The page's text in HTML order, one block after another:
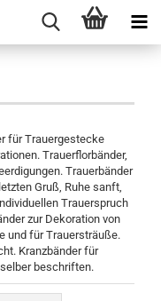
für Trauergestecke
Trauerflorbänder,
Trauerbänder
Gruß, Ruhe sanft,
Trauerspruch
zur Dekoration von
und für Trauersträuße.
Kranzbänder für
beschriften.